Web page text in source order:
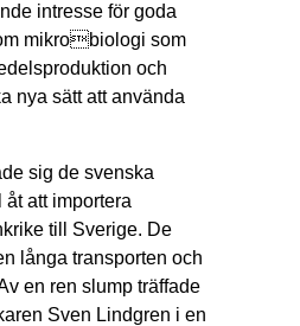
intresse för goda
mikrobiologi som
och
nya sätt att använda
sig de svenska
att importera
till Sverige. De
långa transporten och
en ren slump träffade
Sven Lindgren i en